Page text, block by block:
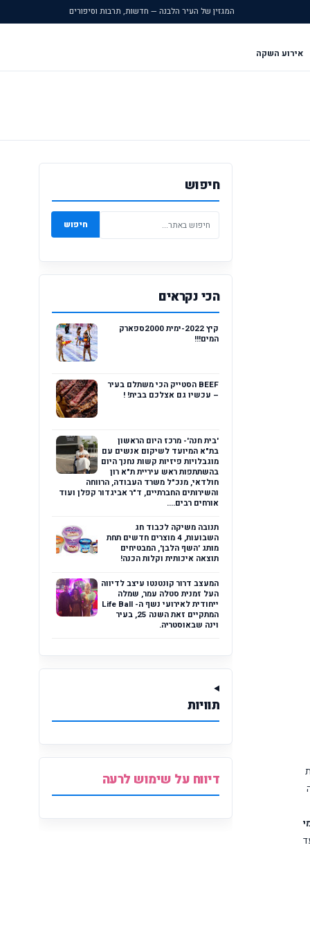
המגזין של העיר הלבנה — חדשות, תרבות וסיפורים
אירוע השקה
חיפוש
חיפוש
הכי נקראים
קיץ 2022-ימית 2000ספארק
המים!!!
BEEF הסטייק הכי משתלם בעיר
– עכשיו גם אצלכם בבית! !
'בית חנה'- מרכז היום הראשון
בת"א המיועד לשיקום אנשים עם
מוגבלויות פיזיות קשות נחנך היום
בהשתתפות ראש עיריית ת"א רון
חולדאי, מנכ"ל משרד העבודה, הרווחה
והשירותים החברתיים, ד"ר אביגדור קפלן ועוד
אורחים רבים....
תנובה משיקה לכבוד חג
השבועות, 4 מוצרים חדשים תחת
מותג 'השף הלבן', המבטיחים
תוצאה איכותית וקלות הכנה!
המעצב דרור קונטנטו עיצב לדיווה
העל זמנית סטלה עמר, שמלה
ייחודית לאירועי נשף ה- Life Ball
המתקיים זאת השנה 25, בעיר
וינה שבאוסטריה.
תוויות
דיווח על שימוש לרעה